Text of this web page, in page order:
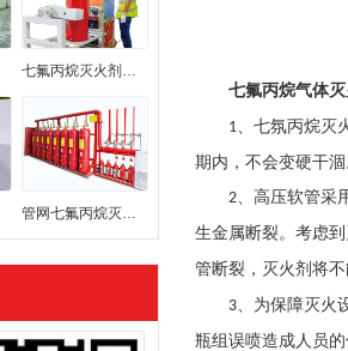
七氟丙烷灭火剂充装
管网七氟丙烷灭火系统
七氟丙烷气体
1、七氛丙烷灭
期内，不会变硬干
2、高压软管采
生金属断裂。考虑
管断裂，灭火剂将
3、为保障灭火
瓶组误喷造成人员